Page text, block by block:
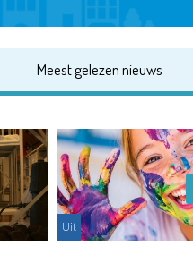
Meest gelezen nieuws
Uit